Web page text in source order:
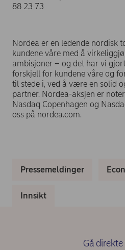
88 23 73
Nordea er en ledende nordisk
kundene våre med å
ambisjoner – og det har vi
forskjell for kundene våre og
til stede i, ved å være en solid
partner. Nordea-aksjen er
Nasdaq Copenhagen og
oss på nordea.com.
Pressemeldinger
Innsikt
Gå